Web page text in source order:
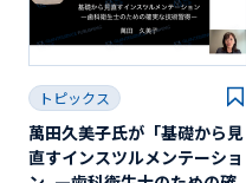
トピックス
萬田久美子氏が「基礎から見
直すインスツルメンテーショ